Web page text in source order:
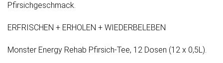
Pfirsichgeschmack.
ERFRISCHEN + ERHOLEN + WIEDERBELEBEN
Monster Energy Rehab Pfirsich-Tee, 12 Dosen (12 x 0,5L).